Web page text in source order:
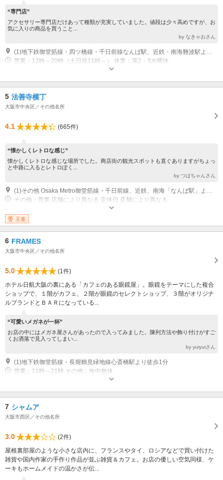
“専門店”
アクセサリー専門店だけあって種類が充実していました。値段は少々高めですが、お
気に入りの商品を買うこと...
by なきゃおさん
(1)地下鉄御堂筋線・四ツ橋線・千日前線なんば駅、近鉄・南海難波駅より難波方面徒歩10分
営業：12時～20時（土日祝11時～） 休業：第2・3水曜休
5 法善寺横丁
大阪市中央区／その他名所
4.1 (665件)
“懐かしくレトロな感じ”
懐かしくレトロな感じな場所でした。商店街の観光スポットも直ぐありますがちょっ
と中路に入るとレトロぽく...
by つばちゃんさん
(1)その他 Osaka Metro御堂筋線・千日前線、近鉄、南海「なんば駅」より徒歩5分
その他：営業 店舗により異なる 定休日 店舗により異なる
王道
6 FRAMES
大阪市中央区／その他名所
5.0
(1件)
ホテル日航大阪の裏にある「カフェのある眼鏡屋」。眼鏡をテーマにした複合
ショップで、１階がカフェ、２階が眼鏡のセレクトショップ、３階がオリジナ
ルブランドとＢＡＲになっている...
“可愛いメガネが一杯”
お店の中にはメガネ屋さんがあったので入ってみました。陳列方法や飾り付けがすご
くお洒落で見入ってしまい...
by yuiyuiさん
(1)地下鉄御堂筋線・長堀鶴見緑地線心斎橋駅より徒歩1分
営業：11時～21時 その他：年中無休
7 シャムア
大阪市西区／その他名所
3.0
(2件)
屋根裏部屋のような小さな店内に、フランスやタイ、ロシアなどで買い付けた
雑貨や国内作家の手作り作品が並ぶ雑貨＆カフェ。お店の優しい空気同様、ケ
ーキもホームメイドの温かさが伝...